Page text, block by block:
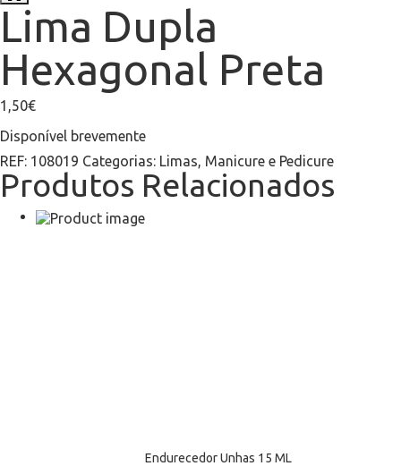
Lima Dupla
Hexagonal Preta
1,50€
Disponível brevemente
REF: 108019 Categorias: Limas, Manicure e Pedicure
Produtos Relacionados
Endurecedor Unhas 15 ML